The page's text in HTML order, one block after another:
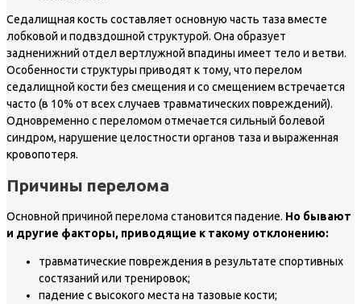
Седалищная кость составляет основную часть таза вместе
лобковой и подвздошной структурой. Она образует
задненижний отдел вертлужной впадины имеет тело и ветви.
Особенности структуры приводят к тому, что перелом
седалищной кости без смещения и со смещением встречается
часто (в 10% от всех случаев травматических повреждений).
Одновременно с переломом отмечается сильный болевой
синдром, нарушение целостности органов таза и выраженная
кровопотеря.
Причины перелома
Основной причиной перелома становится падение. Но бывают
и другие факторы, приводящие к такому отклонению:
травматические повреждения в результате спортивных
состязаний или тренировок;
падение с высокого места на тазовые кости;